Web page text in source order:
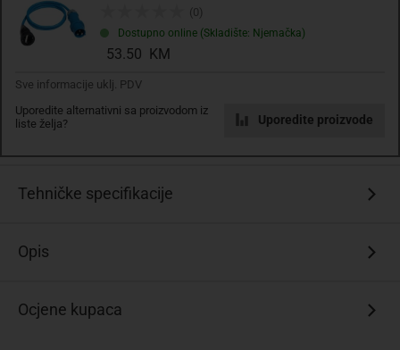
(0)
Dostupno online (Skladište: Njemačka)
53.50 KM
Sve informacije uklj. PDV
Uporedite alternativni sa proizvodom iz
liste želja?
Uporedite proizvode
Tehničke specifikacije
Opis
Ocjene kupaca